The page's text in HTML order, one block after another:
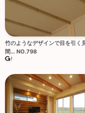
竹のようなデザインで目を引く
間... NO.798